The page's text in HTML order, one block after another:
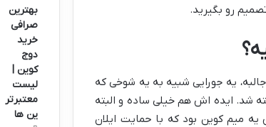
رو بگیرید.
یه جورایی شبیه به یه شوخی که
شد. ایده اش هم خیلی ساده و البته
میم کوین بود که با حمایت ایلان
بهترین
صرافی
خرید
دوج
کوین |
لیست
معتبرتر
ین ها